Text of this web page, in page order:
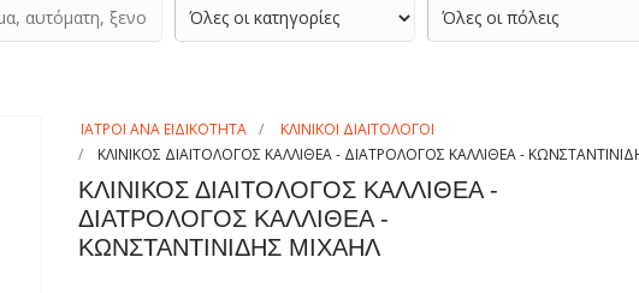
ΙΑΤΡΟΙ ΑΝΑ ΕΙΔΙΚΟΤΗΤΑ
ΚΛΙΝΙΚΟΙ ΔΙΑΙΤΟΛΟΓΟΙ
ΚΛΙΝΙΚΟΣ ΔΙΑΙΤΟΛΟΓΟΣ ΚΑΛΛΙΘΕΑ - ΔΙΑΤΡΟΛΟΓΟΣ ΚΑΛΛΙΘΕΑ -
ΚΛΙΝΙΚΟΣ ΔΙΑΙΤΟΛΟΓΟΣ ΚΑΛΛΙΘΕΑ -
ΔΙΑΤΡΟΛΟΓΟΣ ΚΑΛΛΙΘΕΑ -
ΚΩΝΣΤΑΝΤΙΝΙΔΗΣ ΜΙΧΑΗΛ